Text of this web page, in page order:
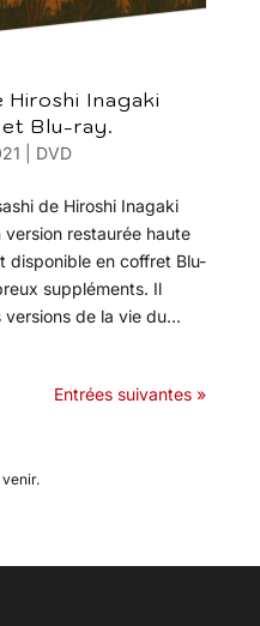
Inagaki
Blu-ray.
DVD
de Hiroshi Inagaki
restaurée haute
disponible en coffret Blu-
suppléments. Il
versions de la vie du...
Entrées suivantes »
venir.